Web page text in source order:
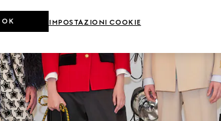
IMPOSTAZIONI COOKIE
OK